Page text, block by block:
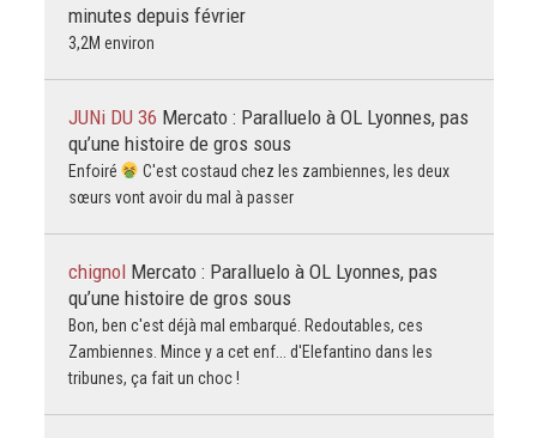
minutes depuis février
3,2M environ
JUNi DU 36 Mercato : Paralluelo à OL Lyonnes, pas
qu’une histoire de gros sous
Enfoiré
C'est costaud chez les zambiennes, les deux
sœurs vont avoir du mal à passer
chignol Mercato : Paralluelo à OL Lyonnes, pas
qu’une histoire de gros sous
Bon, ben c'est déjà mal embarqué. Redoutables, ces
Zambiennes. Mince y a cet enf... d'Elefantino dans les
tribunes, ça fait un choc !